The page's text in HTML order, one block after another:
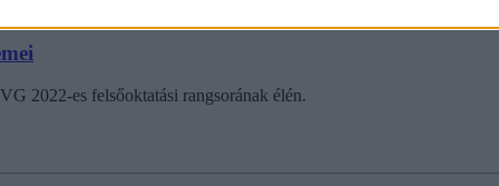
2022-es felsőoktatási rangsorának élén.